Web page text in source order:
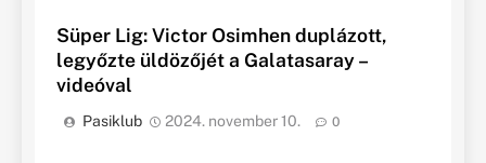
Süper Lig: Victor Osimhen duplázott,
legyőzte üldözőjét a Galatasaray –
videóval
Pasiklub 2024. november 10. 0